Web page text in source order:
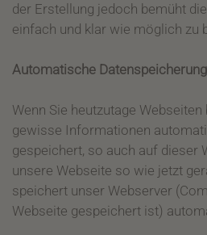
der Erstellung jedoch bemüht
einfach und klar wie möglich zu
Automatische Datenspeicherung
Wenn Sie heutzutage
gewisse Informationen
gespeichert, so auch auf dieser
unsere Webseite so wie jetzt
speichert unser Webserver
Webseite gespeichert ist)